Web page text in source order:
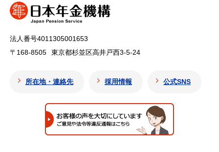
法人番号4011305001653
〒168-8505
東京都杉並区高井戸西3-5-24
所在地・連絡先 採用情報 公式SNS